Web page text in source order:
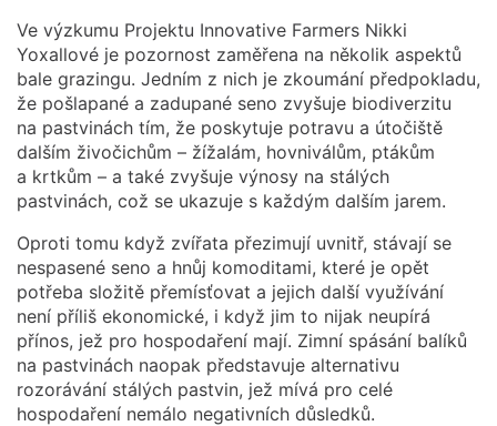
Ve výzkumu Projektu Innovative Farmers Nikki
Yoxallové je pozornost zaměřena na několik aspektů
bale grazingu. Jedním z nich je zkoumání předpokladu,
že pošlapané a zadupané seno zvyšuje biodiverzitu
na pastvinách tím, že poskytuje potravu a útočiště
dalším živočichům – žížalám, hovniválům, ptákům
a krtkům – a také zvyšuje výnosy na stálých
pastvinách, což se ukazuje s každým dalším jarem.
Oproti tomu když zvířata přezimují uvnitř, stávají se
nespasené seno a hnůj komoditami, které je opět
potřeba složitě přemísťovat a jejich další využívání
není příliš ekonomické, i když jim to nijak neupírá
přínos, jež pro hospodaření mají. Zimní spásání balíků
na pastvinách naopak představuje alternativu
rozorávání stálých pastvin, jež mívá pro celé
hospodaření nemálo negativních důsledků.